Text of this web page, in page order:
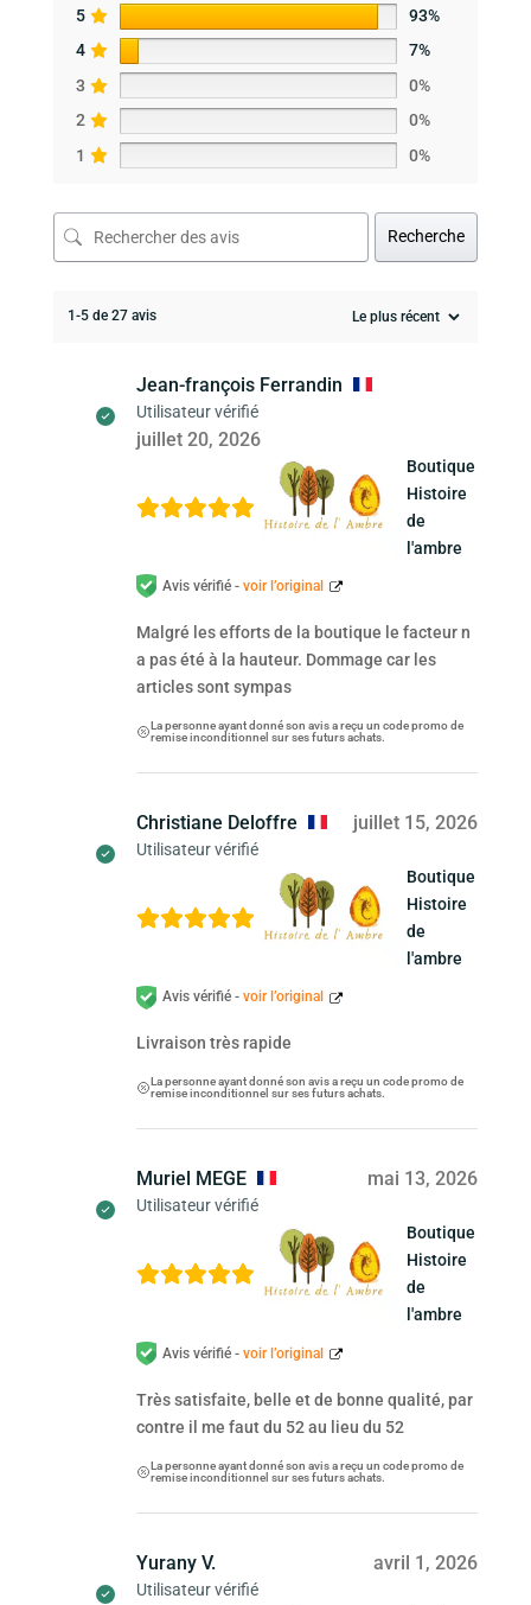
5
93%
4
7%
3
0%
2
0%
1
0%
Recherche
1-5 de 27 avis
Jean-françois Ferrandin
Utilisateur vérifié
juillet 20, 2026
Boutique
Histoire
de
l'ambre
Avis vérifié - voir l’original
Malgré les efforts de la boutique le facteur n
a pas été à la hauteur. Dommage car les
articles sont sympas
La personne ayant donné son avis a reçu un code promo de
remise inconditionnel sur ses futurs achats.
Christiane Deloffre
Utilisateur vérifié
juillet 15, 2026
Boutique
Histoire
de
l'ambre
Avis vérifié - voir l’original
Livraison très rapide
La personne ayant donné son avis a reçu un code promo de
remise inconditionnel sur ses futurs achats.
Muriel MEGE
Utilisateur vérifié
mai 13, 2026
Boutique
Histoire
de
l'ambre
Avis vérifié - voir l’original
Très satisfaite, belle et de bonne qualité, par
contre il me faut du 52 au lieu du 52
La personne ayant donné son avis a reçu un code promo de
remise inconditionnel sur ses futurs achats.
Yurany V.
Utilisateur vérifié
avril 1, 2026